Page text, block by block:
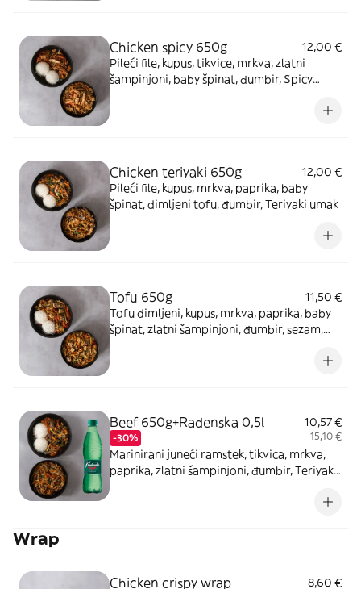
Chicken spicy 650g
12,00 €
Pileći file, kupus, tikvice, mrkva, zlatni
šampinjoni, baby špinat, đumbir, Spicy
Chicken teriyaki 650g
12,00 €
Pileći file, kupus, mrkva, paprika, baby
špinat, dimljeni tofu, đumbir, Teriyaki umak
Tofu 650g
11,50 €
Tofu dimljeni, kupus, mrkva, paprika, baby
špinat, zlatni šampinjoni, đumbir, sezam,
Beef 650g+Radenska 0,5l
-30%
10,57 €
15,10 €
Marinirani juneći ramstek, tikvica, mrkva,
paprika, zlatni šampinjoni, đumbir, Teriyaki
Wrap
Chicken crispy wrap 8,60 €